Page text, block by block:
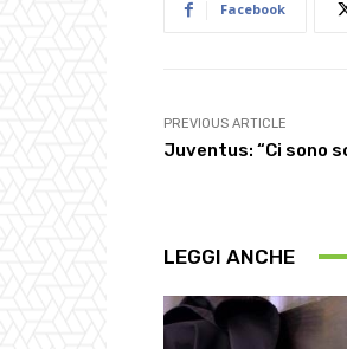
Facebook
PREVIOUS ARTICLE
Juventus: “Ci sono
LEGGI ANCHE